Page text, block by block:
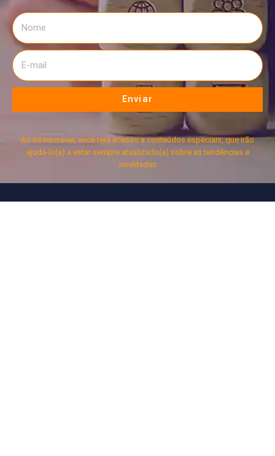
Enviar
Ao se inscrever, você terá acesso a conteúdos especiais, que irão
ajudá-lo(a) a estar sempre atualizado(a) sobre as tendências e
novidades